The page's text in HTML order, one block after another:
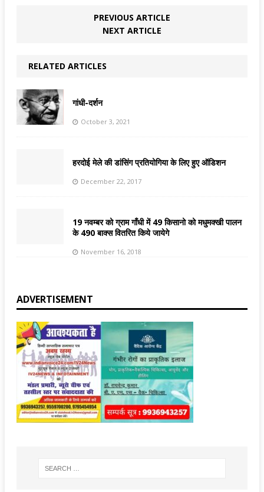
PREVIOUS ARTICLE
NEXT ARTICLE
RELATED ARTICLES
गांधी-दर्शन
October 3, 2021
हरदोई मेले की डांसिंग प्रतियोगिया के लिए हुए ऑडिशन
December 22, 2017
19 नवम्बर को ग्राम गाँधी में 49 किसानो को मधुमक्खी पालन
के 490 बाक्स वितरित किये जायेगे
November 16, 2018
ADVERTISEMENT